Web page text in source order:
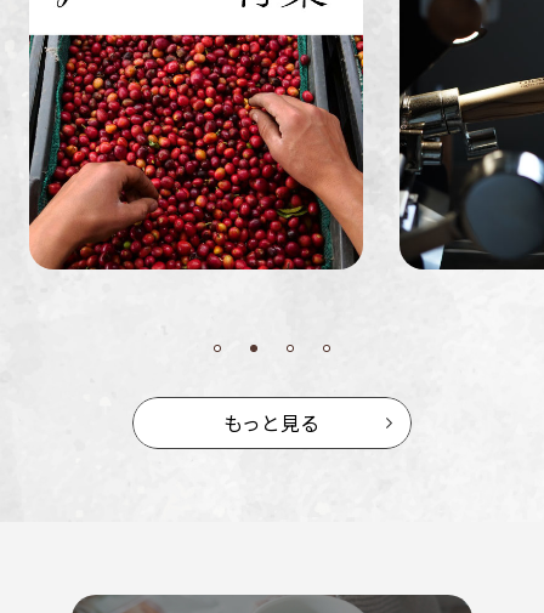
ミャンマー ルワンダ
もっと見る